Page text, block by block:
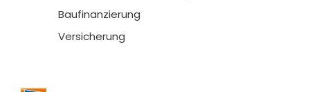
Baufinanzierung
Versicherung